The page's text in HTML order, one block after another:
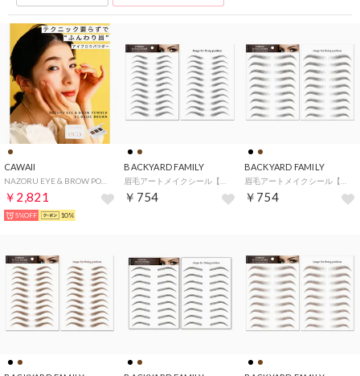
CAWAII
￥2,821
5%OFF 10%
BACKYARD FAMILY
￥754
BACKYARD FAMILY
￥754